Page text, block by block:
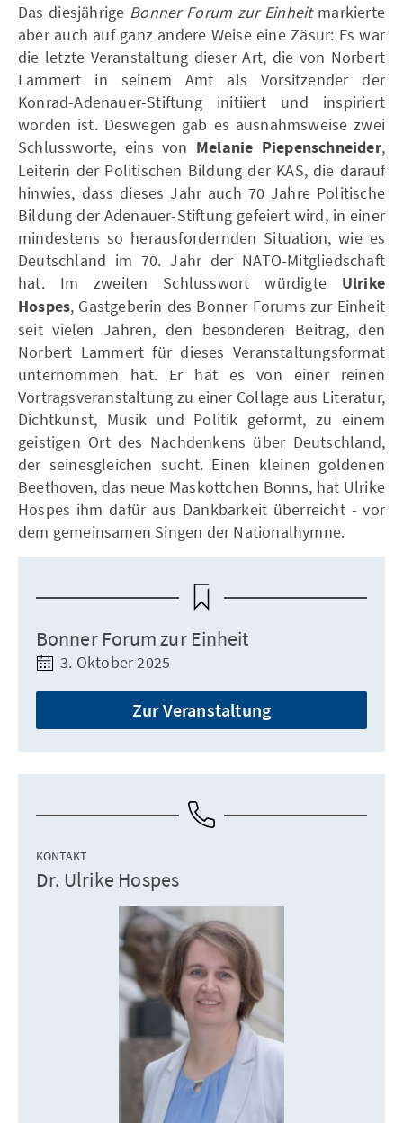
Das diesjährige Bonner Forum zur Einheit markierte
aber auch auf ganz andere Weise eine Zäsur: Es war
die letzte Veranstaltung dieser Art, die von Norbert
Lammert in seinem Amt als Vorsitzender der
Konrad-Adenauer-Stiftung initiiert und inspiriert
worden ist. Deswegen gab es ausnahmsweise zwei
Schlussworte, eins von Melanie Piepenschneider,
Leiterin der Politischen Bildung der KAS, die darauf
hinwies, dass dieses Jahr auch 70 Jahre Politische
Bildung der Adenauer-Stiftung gefeiert wird, in einer
mindestens so herausfordernden Situation, wie es
Deutschland im 70. Jahr der NATO-Mitgliedschaft
hat. Im zweiten Schlusswort würdigte Ulrike
Hospes, Gastgeberin des Bonner Forums zur Einheit
seit vielen Jahren, den besonderen Beitrag, den
Norbert Lammert für dieses Veranstaltungsformat
unternommen hat. Er hat es von einer reinen
Vortragsveranstaltung zu einer Collage aus Literatur,
Dichtkunst, Musik und Politik geformt, zu einem
geistigen Ort des Nachdenkens über Deutschland,
der seinesgleichen sucht. Einen kleinen goldenen
Beethoven, das neue Maskottchen Bonns, hat Ulrike
Hospes ihm dafür aus Dankbarkeit überreicht - vor
dem gemeinsamen Singen der Nationalhymne.
Bonner Forum zur Einheit
3. Oktober 2025
Zur Veranstaltung
KONTAKT
Dr. Ulrike Hospes